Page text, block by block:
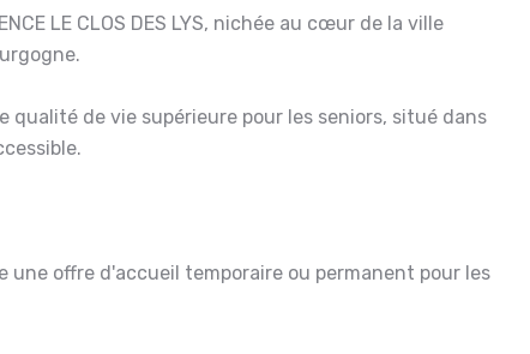
LE CLOS DES LYS, nichée au cœur de la ville
qualité de vie supérieure pour les seniors, situé dans
une offre d'accueil temporaire ou permanent pour les